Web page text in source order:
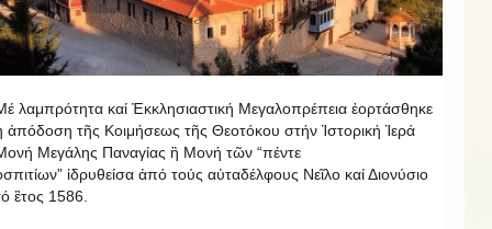
λαμπρότητα καί Ἐκκλησιαστική Μεγαλοπρέπεια ἐορτάσθηκε
ἀπόδοση τῆς Κοιμήσεως τῆς Θεοτόκου στήν Ἱστορική Ἱερά
Μεγάλης Παναγίας ἣ Μονή τῶν “πέντε
ἱδρυθείσα ἀπό τούς αὐταδέλφους Νεῖλο καί Διονύσιο
ἒτος 1586.